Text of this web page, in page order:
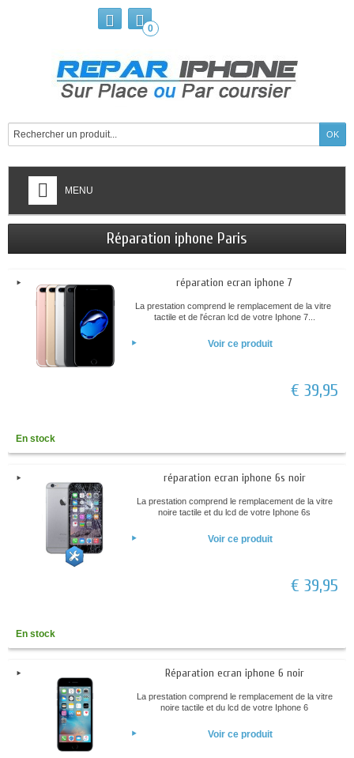
0
MENU
Réparation iphone Paris
réparation ecran iphone 7
La prestation comprend le remplacement de la vitre
tactile et de l'écran lcd de votre Iphone 7...
Voir ce produit
€ 39,95
En stock
réparation ecran iphone 6s noir
La prestation comprend le remplacement de la vitre
noire tactile et du lcd de votre Iphone 6s
Voir ce produit
€ 39,95
En stock
Réparation ecran iphone 6 noir
La prestation comprend le remplacement de la vitre
noire tactile et du lcd de votre Iphone 6
Voir ce produit